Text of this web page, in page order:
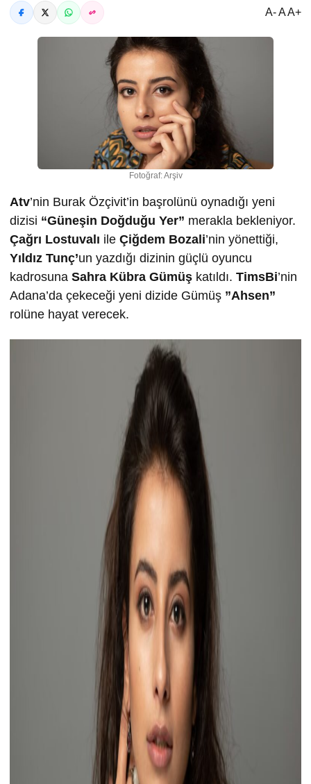
A- A A+
Fotoğraf: Arşiv
Atv’nin Burak Özçivit’in başrolünü oynadığı yeni
dizisi “Güneşin Doğduğu Yer” merakla bekleniyor.
Çağrı Lostuvalı ile Çiğdem Bozali’nin yönettiği,
Yıldız Tunç’un yazdığı dizinin güçlü oyuncu
kadrosuna Sahra Kübra Gümüş katıldı. TimsBi’nin
Adana’da çekeceği yeni dizide Gümüş ”Ahsen”
rolüne hayat verecek.